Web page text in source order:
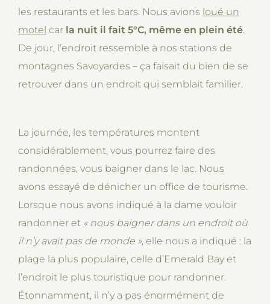
les restaurants et les bars. Nous avions loué un
motel car la nuit il fait 5°C, même en plein été.
De jour, l’endroit ressemble à nos stations de
montagnes Savoyardes – ça faisait du bien de se
retrouver dans un endroit qui semblait familier.
La journée, les températures montent
considérablement, vous pourrez faire des
randonnées, vous baigner dans le lac. Nous
avons essayé de dénicher un office de tourisme.
Lorsque nous avons indiqué à la dame vouloir
randonner et « nous baigner dans un endroit où
il n’y avait pas de monde », elle nous a indiqué : la
plage la plus populaire, celle d’Emerald Bay et
l’endroit le plus touristique pour randonner.
Étonnamment, il n’y a pas énormément de